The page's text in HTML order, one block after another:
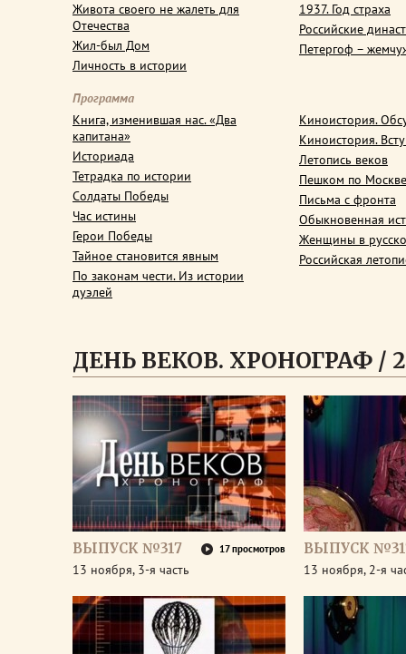
Живота своего не жалеть для
Отечества
Жил-был Дом
Личность в истории
1937. Год страха
Российские
Петергоф –
Программа
Книга, изменившая нас. «Два
капитана»
Историада
Тетрадка по истории
Солдаты Победы
Час истины
Герои Победы
Тайное становится явным
По законам чести. Из истории
дуэлей
Киноистория.
Киноистория.
Летопись веков
Пешком по Москве
Письма с фронта
Обыкновенная
Женщины в
Российская
ДЕНЬ ВЕКОВ. ХРОНОГРАФ /
ВЫПУСК №317 17 просмотров
13 ноября, 3-я часть
ВЫПУСК
13 ноября, 2-я